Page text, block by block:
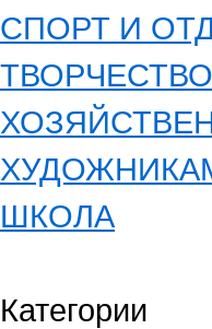
СПОРТ И
ШКОЛА
Категории